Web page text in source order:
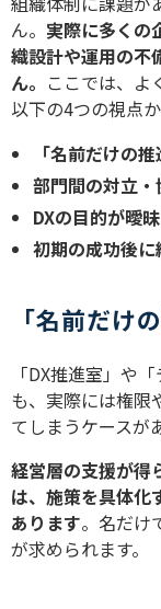
ん。 実際に多くの
織設計や運用の不
ん。 ここでは、よ
以下の4つの視点
「名前だけの
部門間の対立
DXの目的が曖
初期の成功後
「名前だけ
「DX推進室」や
も、実際には権限
てしまうケースが
経営層の支援が得
は、施策を具体化
あります。名だけ
が求められます。